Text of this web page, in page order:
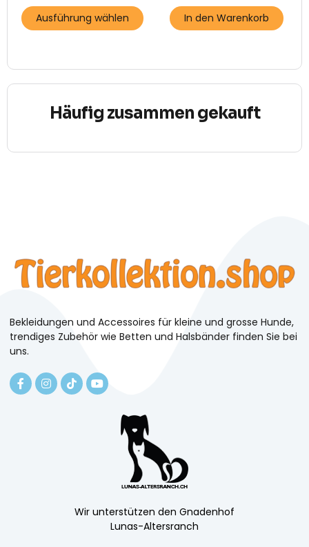
Ausführung wählen In den Warenkorb
Häufig zusammen gekauft
Bekleidungen und Accessoires für kleine und grosse Hunde,
trendiges Zubehör wie Betten und Halsbänder finden Sie bei
uns.
Wir unterstützen den Gnadenhof
Lunas-Altersranch